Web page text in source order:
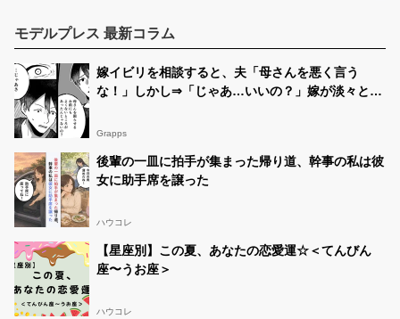
モデルプレス 最新コラム
嫁イビリを相談すると、夫「母さんを悪く言う
な！」しかし⇒「じゃあ…いいの？」嫁が淡々と告
Grapps
後輩の一皿に拍手が集まった帰り道、幹事の私は彼
女に助手席を譲った
ハウコレ
【星座別】この夏、あなたの恋愛運☆＜てんびん
座〜うお座＞
ハウコレ